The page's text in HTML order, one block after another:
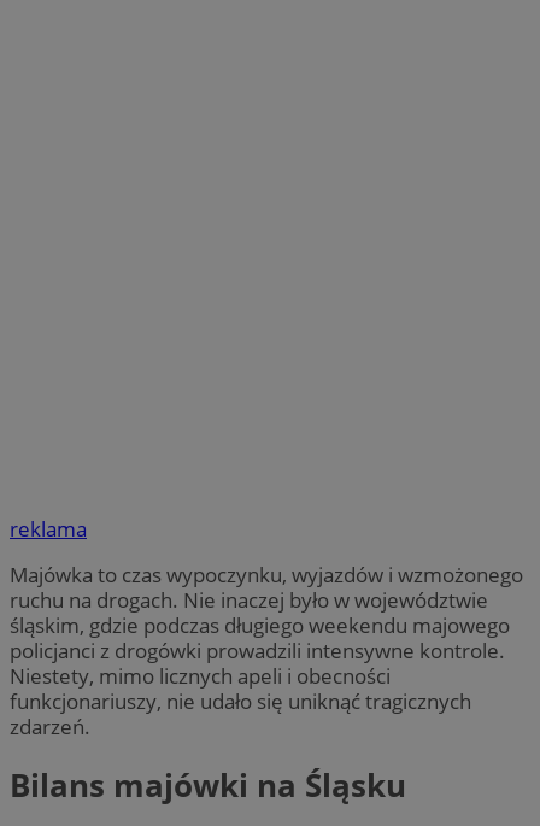
reklama
Majówka to czas wypoczynku, wyjazdów i wzmożonego
ruchu na drogach. Nie inaczej było w województwie
śląskim, gdzie podczas długiego weekendu majowego
policjanci z drogówki prowadzili intensywne kontrole.
Niestety, mimo licznych apeli i obecności
funkcjonariuszy, nie udało się uniknąć tragicznych
zdarzeń.
Bilans majówki na Śląsku